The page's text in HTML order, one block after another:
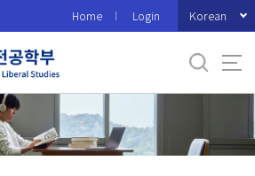
Home Login Korean